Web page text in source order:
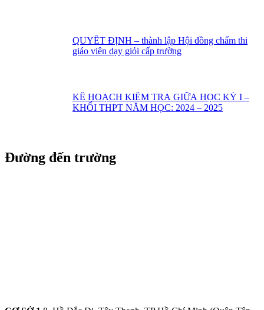
QUYẾT ĐỊNH – thành lập Hội đồng chấm thi
giáo viên dạy giỏi cấp trường
KẾ HOẠCH KIỂM TRA GIỮA HỌC KỲ I –
KHỐI THPT NĂM HỌC: 2024 – 2025
Đường đến trường